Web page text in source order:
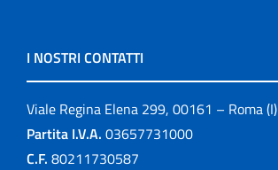
I NOSTRI CONTATTI
Viale Regina Elena 299, 00161 – Roma (I)
Partita I.V.A. 03657731000
C.F. 80211730587